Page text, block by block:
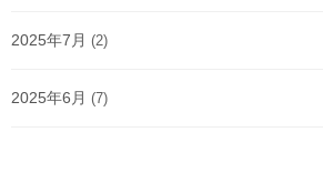
2025年7月 (2)
2025年6月 (7)